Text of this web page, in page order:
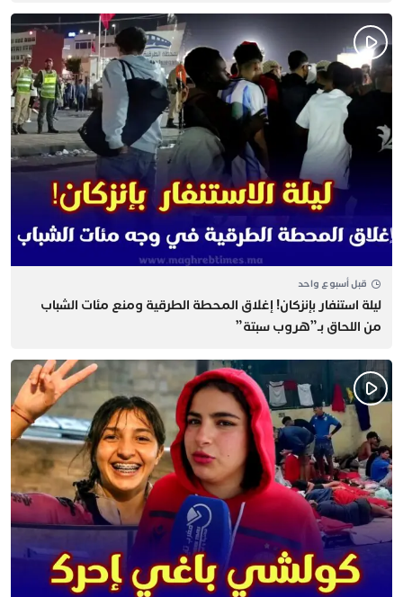
قبل أسبوع واحد
​ليلة استنفار بإنزكان! إغلاق المحطة الطرقية ومنع مئات الشباب
من اللحاق بـ”هروب سبتة”